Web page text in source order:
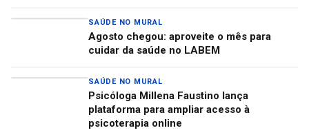
SAÚDE NO MURAL
Agosto chegou: aproveite o mês para
cuidar da saúde no LABEM
SAÚDE NO MURAL
Psicóloga Millena Faustino lança
plataforma para ampliar acesso à
psicoterapia online